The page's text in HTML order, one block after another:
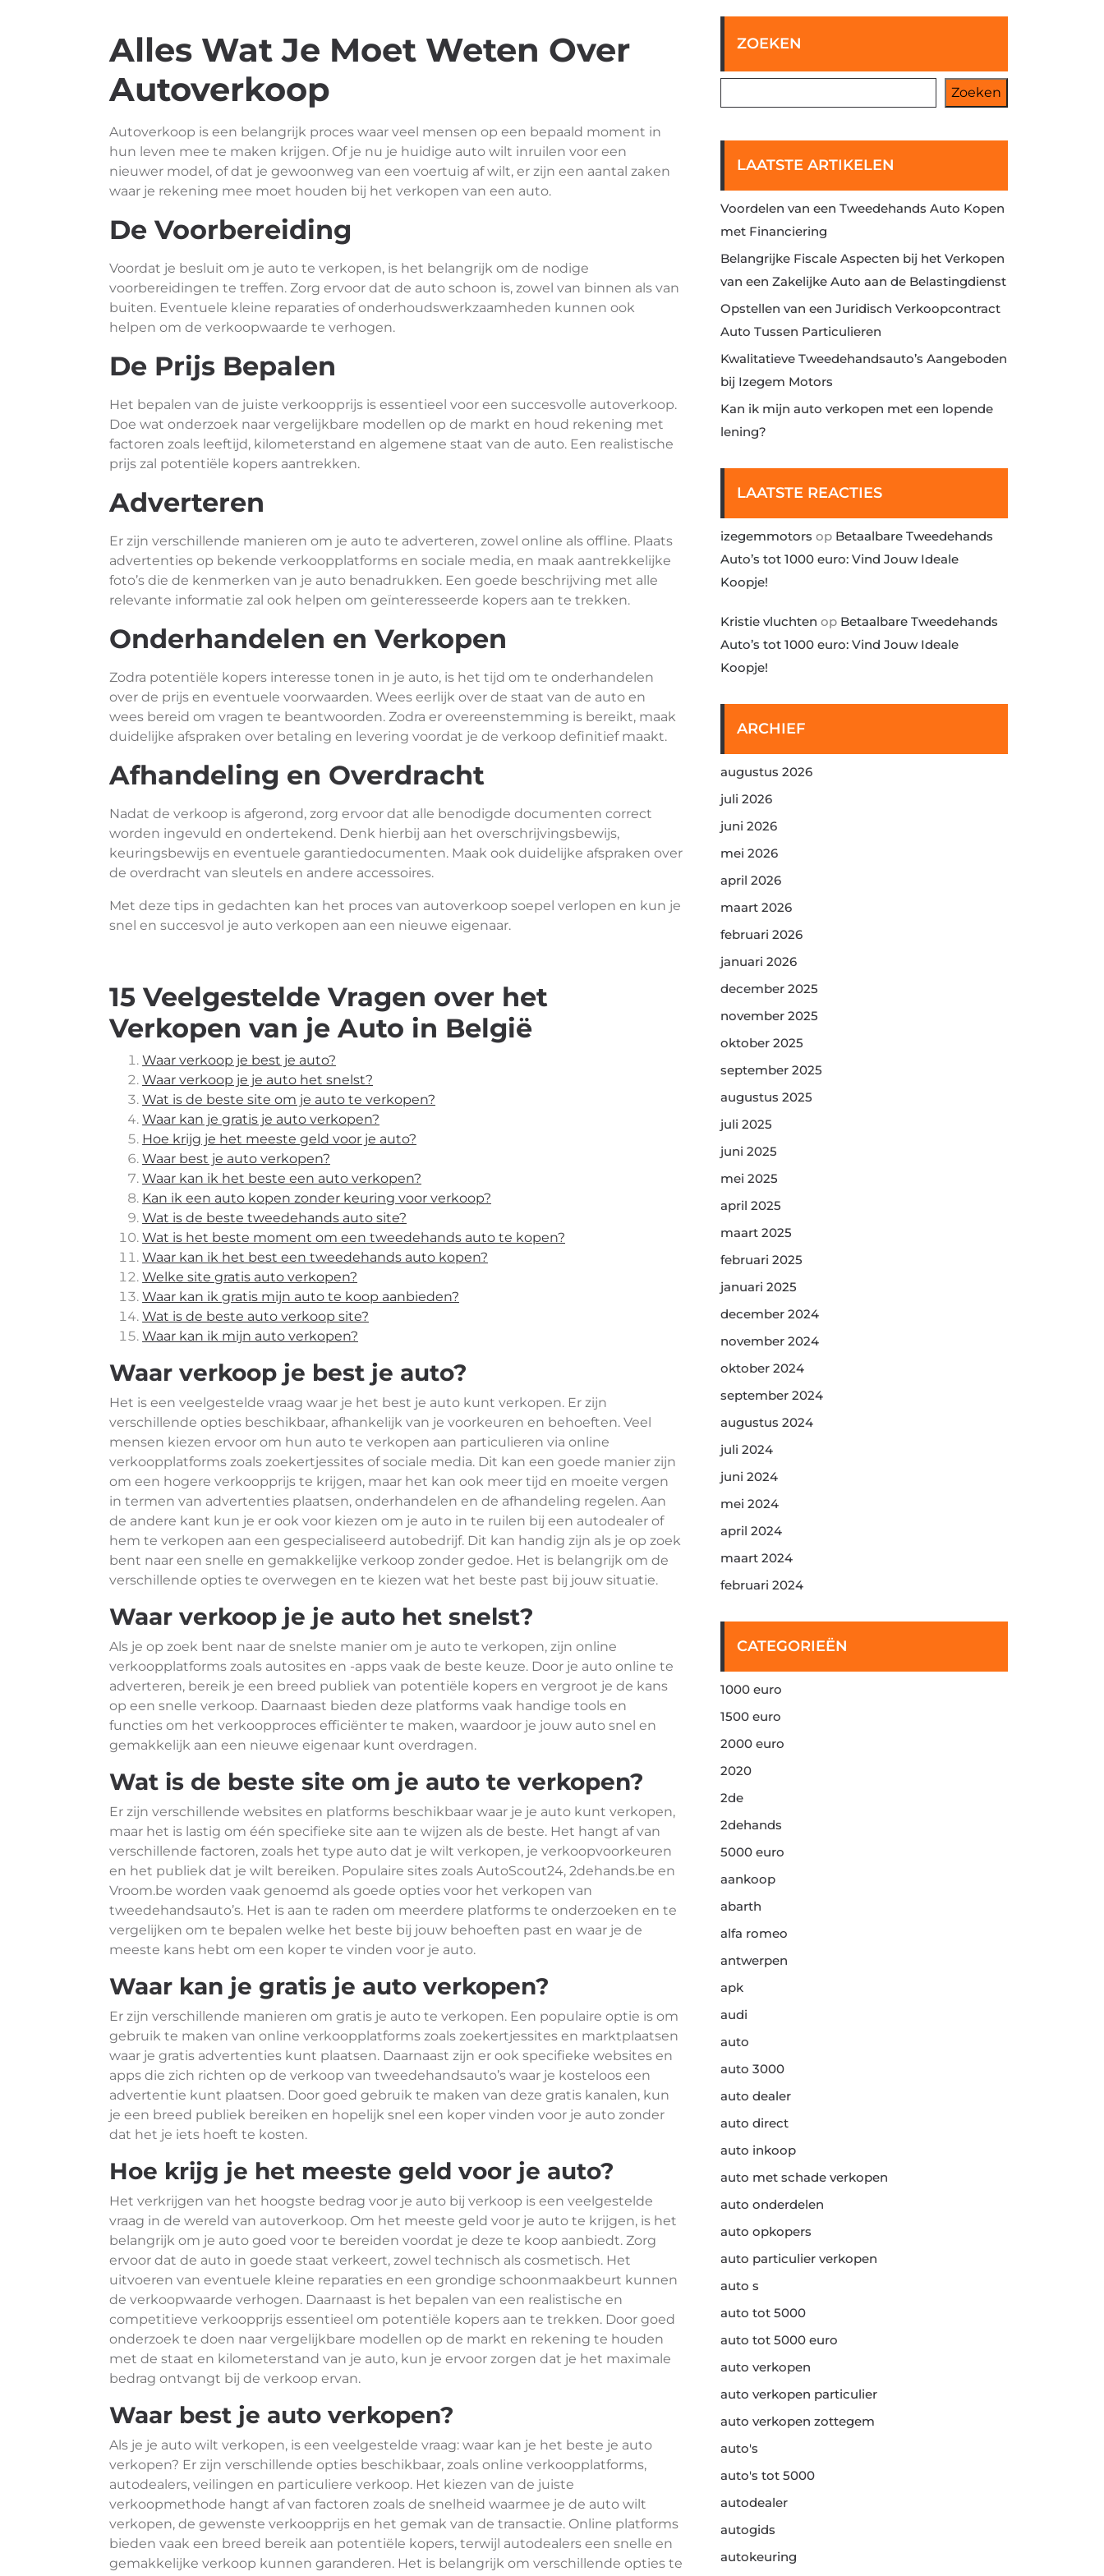
Alles Wat Je Moet Weten Over
Autoverkoop
Autoverkoop is een belangrijk proces waar veel mensen op een bepaald moment in
hun leven mee te maken krijgen. Of je nu je huidige auto wilt inruilen voor een
nieuwer model, of dat je gewoonweg van een voertuig af wilt, er zijn een aantal zaken
waar je rekening mee moet houden bij het verkopen van een auto.
De Voorbereiding
Voordat je besluit om je auto te verkopen, is het belangrijk om de nodige
voorbereidingen te treffen. Zorg ervoor dat de auto schoon is, zowel van binnen als van
buiten. Eventuele kleine reparaties of onderhoudswerkzaamheden kunnen ook
helpen om de verkoopwaarde te verhogen.
De Prijs Bepalen
Het bepalen van de juiste verkoopprijs is essentieel voor een succesvolle autoverkoop.
Doe wat onderzoek naar vergelijkbare modellen op de markt en houd rekening met
factoren zoals leeftijd, kilometerstand en algemene staat van de auto. Een realistische
prijs zal potentiële kopers aantrekken.
Adverteren
Er zijn verschillende manieren om je auto te adverteren, zowel online als offline. Plaats
advertenties op bekende verkoopplatforms en sociale media, en maak aantrekkelijke
foto’s die de kenmerken van je auto benadrukken. Een goede beschrijving met alle
relevante informatie zal ook helpen om geïnteresseerde kopers aan te trekken.
Onderhandelen en Verkopen
Zodra potentiële kopers interesse tonen in je auto, is het tijd om te onderhandelen
over de prijs en eventuele voorwaarden. Wees eerlijk over de staat van de auto en
wees bereid om vragen te beantwoorden. Zodra er overeenstemming is bereikt, maak
duidelijke afspraken over betaling en levering voordat je de verkoop definitief maakt.
Afhandeling en Overdracht
Nadat de verkoop is afgerond, zorg ervoor dat alle benodigde documenten correct
worden ingevuld en ondertekend. Denk hierbij aan het overschrijvingsbewijs,
keuringsbewijs en eventuele garantiedocumenten. Maak ook duidelijke afspraken over
de overdracht van sleutels en andere accessoires.
Met deze tips in gedachten kan het proces van autoverkoop soepel verlopen en kun je
snel en succesvol je auto verkopen aan een nieuwe eigenaar.
15 Veelgestelde Vragen over het
Verkopen van je Auto in België
Waar verkoop je best je auto?
Waar verkoop je je auto het snelst?
Wat is de beste site om je auto te verkopen?
Waar kan je gratis je auto verkopen?
Hoe krijg je het meeste geld voor je auto?
Waar best je auto verkopen?
Waar kan ik het beste een auto verkopen?
Kan ik een auto kopen zonder keuring voor verkoop?
Wat is de beste tweedehands auto site?
Wat is het beste moment om een tweedehands auto te kopen?
Waar kan ik het best een tweedehands auto kopen?
Welke site gratis auto verkopen?
Waar kan ik gratis mijn auto te koop aanbieden?
Wat is de beste auto verkoop site?
Waar kan ik mijn auto verkopen?
Waar verkoop je best je auto?
Het is een veelgestelde vraag waar je het best je auto kunt verkopen. Er zijn
verschillende opties beschikbaar, afhankelijk van je voorkeuren en behoeften. Veel
mensen kiezen ervoor om hun auto te verkopen aan particulieren via online
verkoopplatforms zoals zoekertjessites of sociale media. Dit kan een goede manier zijn
om een hogere verkoopprijs te krijgen, maar het kan ook meer tijd en moeite vergen
in termen van advertenties plaatsen, onderhandelen en de afhandeling regelen. Aan
de andere kant kun je er ook voor kiezen om je auto in te ruilen bij een autodealer of
hem te verkopen aan een gespecialiseerd autobedrijf. Dit kan handig zijn als je op zoek
bent naar een snelle en gemakkelijke verkoop zonder gedoe. Het is belangrijk om de
verschillende opties te overwegen en te kiezen wat het beste past bij jouw situatie.
Waar verkoop je je auto het snelst?
Als je op zoek bent naar de snelste manier om je auto te verkopen, zijn online
verkoopplatforms zoals autosites en -apps vaak de beste keuze. Door je auto online te
adverteren, bereik je een breed publiek van potentiële kopers en vergroot je de kans
op een snelle verkoop. Daarnaast bieden deze platforms vaak handige tools en
functies om het verkoopproces efficiënter te maken, waardoor je jouw auto snel en
gemakkelijk aan een nieuwe eigenaar kunt overdragen.
Wat is de beste site om je auto te verkopen?
Er zijn verschillende websites en platforms beschikbaar waar je je auto kunt verkopen,
maar het is lastig om één specifieke site aan te wijzen als de beste. Het hangt af van
verschillende factoren, zoals het type auto dat je wilt verkopen, je verkoopvoorkeuren
en het publiek dat je wilt bereiken. Populaire sites zoals AutoScout24, 2dehands.be en
Vroom.be worden vaak genoemd als goede opties voor het verkopen van
tweedehandsauto’s. Het is aan te raden om meerdere platforms te onderzoeken en te
vergelijken om te bepalen welke het beste bij jouw behoeften past en waar je de
meeste kans hebt om een koper te vinden voor je auto.
Waar kan je gratis je auto verkopen?
Er zijn verschillende manieren om gratis je auto te verkopen. Een populaire optie is om
gebruik te maken van online verkoopplatforms zoals zoekertjessites en marktplaatsen
waar je gratis advertenties kunt plaatsen. Daarnaast zijn er ook specifieke websites en
apps die zich richten op de verkoop van tweedehandsauto’s waar je kosteloos een
advertentie kunt plaatsen. Door goed gebruik te maken van deze gratis kanalen, kun
je een breed publiek bereiken en hopelijk snel een koper vinden voor je auto zonder
dat het je iets hoeft te kosten.
Hoe krijg je het meeste geld voor je auto?
Het verkrijgen van het hoogste bedrag voor je auto bij verkoop is een veelgestelde
vraag in de wereld van autoverkoop. Om het meeste geld voor je auto te krijgen, is het
belangrijk om je auto goed voor te bereiden voordat je deze te koop aanbiedt. Zorg
ervoor dat de auto in goede staat verkeert, zowel technisch als cosmetisch. Het
uitvoeren van eventuele kleine reparaties en een grondige schoonmaakbeurt kunnen
de verkoopwaarde verhogen. Daarnaast is het bepalen van een realistische en
competitieve verkoopprijs essentieel om potentiële kopers aan te trekken. Door goed
onderzoek te doen naar vergelijkbare modellen op de markt en rekening te houden
met de staat en kilometerstand van je auto, kun je ervoor zorgen dat je het maximale
bedrag ontvangt bij de verkoop ervan.
Waar best je auto verkopen?
Als je je auto wilt verkopen, is een veelgestelde vraag: waar kan je het beste je auto
verkopen? Er zijn verschillende opties beschikbaar, zoals online verkoopplatforms,
autodealers, veilingen en particuliere verkoop. Het kiezen van de juiste
verkoopmethode hangt af van factoren zoals de snelheid waarmee je de auto wilt
verkopen, de gewenste verkoopprijs en het gemak van de transactie. Online platforms
bieden vaak een breed bereik aan potentiële kopers, terwijl autodealers een snelle en
gemakkelijke verkoop kunnen garanderen. Het is belangrijk om verschillende opties te
ZOEKEN
Zoeken
LAATSTE ARTIKELEN
Voordelen van een Tweedehands Auto Kopen
met Financiering
Belangrijke Fiscale Aspecten bij het Verkopen
van een Zakelijke Auto aan de Belastingdienst
Opstellen van een Juridisch Verkoopcontract
Auto Tussen Particulieren
Kwalitatieve Tweedehandsauto’s Aangeboden
bij Izegem Motors
Kan ik mijn auto verkopen met een lopende
lening?
LAATSTE REACTIES
izegemmotors op Betaalbare Tweedehands
Auto’s tot 1000 euro: Vind Jouw Ideale
Koopje!
Kristie vluchten op Betaalbare Tweedehands
Auto’s tot 1000 euro: Vind Jouw Ideale
Koopje!
ARCHIEF
augustus 2026
juli 2026
juni 2026
mei 2026
april 2026
maart 2026
februari 2026
januari 2026
december 2025
november 2025
oktober 2025
september 2025
augustus 2025
juli 2025
juni 2025
mei 2025
april 2025
maart 2025
februari 2025
januari 2025
december 2024
november 2024
oktober 2024
september 2024
augustus 2024
juli 2024
juni 2024
mei 2024
april 2024
maart 2024
februari 2024
CATEGORIEËN
1000 euro
1500 euro
2000 euro
2020
2de
2dehands
5000 euro
aankoop
abarth
alfa romeo
antwerpen
apk
audi
auto
auto 3000
auto dealer
auto direct
auto inkoop
auto met schade verkopen
auto onderdelen
auto opkopers
auto particulier verkopen
auto s
auto tot 5000
auto tot 5000 euro
auto verkopen
auto verkopen particulier
auto verkopen zottegem
auto's
auto's tot 5000
autodealer
autogids
autokeuring